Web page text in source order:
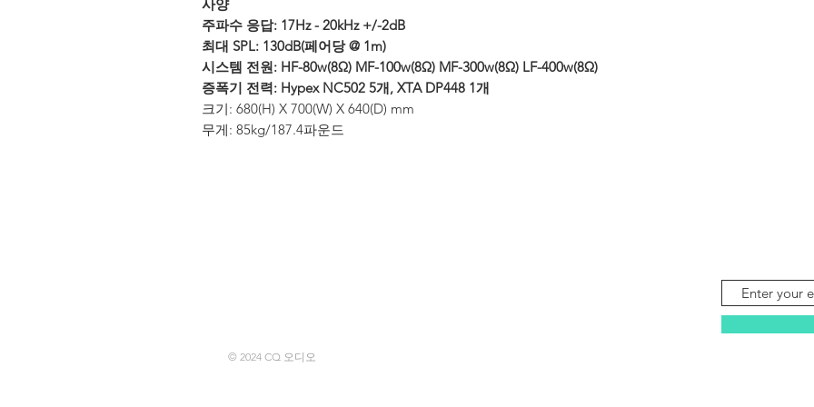
사양
주파수 응답: 17Hz - 20kHz +/-2dB
최대 SPL: 130dB(페어당 @ 1m)
시스템 전원: HF-80w(8Ω) MF-100w(8Ω) MF-300w(8Ω) LF-400w(8Ω)
증폭기 전력: Hypex NC502 5개, XTA DP448 1개
크기: 680(H) X 700(W) X 640(D) mm
무게: 85kg/187.4파운드
© 2024 CQ 오디오